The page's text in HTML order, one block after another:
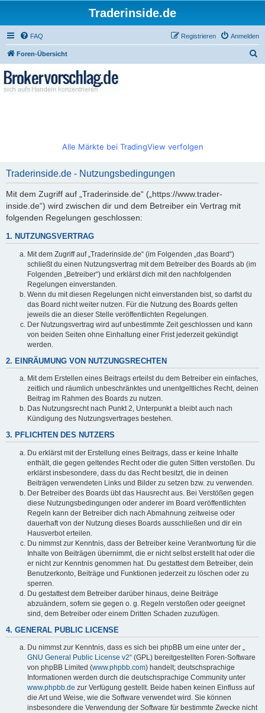
Traderinside.de
FAQ Anmelden
Registrieren
Foren-Übersicht
Alle Märkte bei TradingView verfolgen
Traderinside.de - Nutzungsbedingungen
Mit dem Zugriff auf „Traderinside.de“ („https://www.trader-
inside.de“) wird zwischen dir und dem Betreiber ein Vertrag mit
folgenden Regelungen geschlossen:
1. NUTZUNGSVERTRAG
Mit dem Zugriff auf „Traderinside.de“ (im Folgenden „das Board“)
schließt du einen Nutzungsvertrag mit dem Betreiber des Boards ab (im
Folgenden „Betreiber“) und erklärst dich mit den nachfolgenden
Regelungen einverstanden.
Wenn du mit diesen Regelungen nicht einverstanden bist, so darfst du
das Board nicht weiter nutzen. Für die Nutzung des Boards gelten
jeweils die an dieser Stelle veröffentlichten Regelungen.
Der Nutzungsvertrag wird auf unbestimmte Zeit geschlossen und kann
von beiden Seiten ohne Einhaltung einer Frist jederzeit gekündigt
werden.
2. EINRÄUMUNG VON NUTZUNGSRECHTEN
Mit dem Erstellen eines Beitrags erteilst du dem Betreiber ein einfaches,
zeitlich und räumlich unbeschränktes und unentgeltliches Recht, deinen
Beitrag im Rahmen des Boards zu nutzen.
Das Nutzungsrecht nach Punkt 2, Unterpunkt a bleibt auch nach
Kündigung des Nutzungsvertrages bestehen.
3. PFLICHTEN DES NUTZERS
Du erklärst mit der Erstellung eines Beitrags, dass er keine Inhalte
enthält, die gegen geltendes Recht oder die guten Sitten verstoßen. Du
erklärst insbesondere, dass du das Recht besitzt, die in deinen
Beiträgen verwendeten Links und Bilder zu setzen bzw. zu verwenden.
Der Betreiber des Boards übt das Hausrecht aus. Bei Verstößen gegen
diese Nutzungsbedingungen oder anderer im Board veröffentlichten
Regeln kann der Betreiber dich nach Abmahnung zeitweise oder
dauerhaft von der Nutzung dieses Boards ausschließen und dir ein
Hausverbot erteilen.
Du nimmst zur Kenntnis, dass der Betreiber keine Verantwortung für die
Inhalte von Beiträgen übernimmt, die er nicht selbst erstellt hat oder die
er nicht zur Kenntnis genommen hat. Du gestattest dem Betreiber, dein
Benutzerkonto, Beiträge und Funktionen jederzeit zu löschen oder zu
sperren.
Du gestattest dem Betreiber darüber hinaus, deine Beiträge
abzuändern, sofern sie gegen o. g. Regeln verstoßen oder geeignet
sind, dem Betreiber oder einem Dritten Schaden zuzufügen.
4. GENERAL PUBLIC LICENSE
Du nimmst zur Kenntnis, dass es sich bei phpBB um eine unter der „
GNU General Public License v2“ (GPL) bereitgestellten Foren-Software
von phpBB Limited (www.phpbb.com) handelt; deutschsprachige
Informationen werden durch die deutschsprachige Community unter
www.phpbb.de zur Verfügung gestellt. Beide haben keinen Einfluss auf
die Art und Weise, wie die Software verwendet wird. Sie können
insbesondere die Verwendung der Software für bestimmte Zwecke nicht